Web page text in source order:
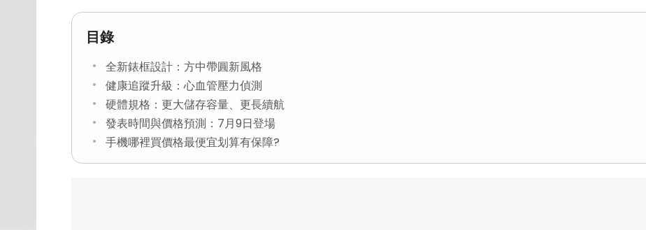
目錄
全新錶框設計：方中帶圓新風格
健康追蹤升級：心血管壓力偵測
硬體規格：更大儲存容量、更長續航
發表時間與價格預測：7月9日登場
手機哪裡買價格最便宜划算有保障?